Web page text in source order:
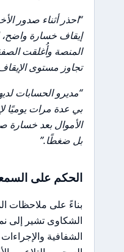
“احذر أثناء صدور
المنصة وأُغلقت
تجاوز مستوى
“مديرو الحسابات
بي عدة مرات يوميًا
الأموال بعد خسارة
بل ضغطًا.”
الحكم على
بناءً على ملاحظات
الشكاوى تشير
الشفافية